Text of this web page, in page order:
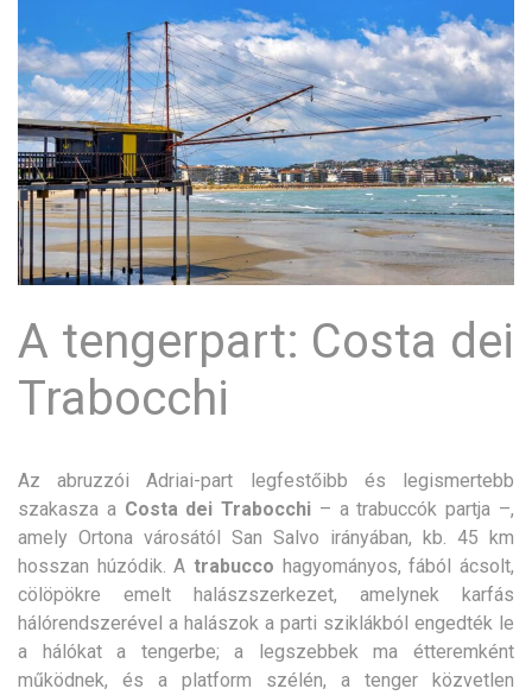
A tengerpart: Costa dei
Trabocchi
Az abruzzói Adriai-part legfestőibb és legismertebb
szakasza a Costa dei Trabocchi – a trabuccók partja –,
amely Ortona városától San Salvo irányában, kb. 45 km
hosszan húzódik. A trabucco hagyományos, fából ácsolt,
cölöpökre emelt halászszerkezet, amelynek karfás
hálórendszerével a halászok a parti sziklákból engedték le
a hálókat a tengerbe; a legszebbek ma étteremként
működnek, és a platform szélén, a tenger közvetlen